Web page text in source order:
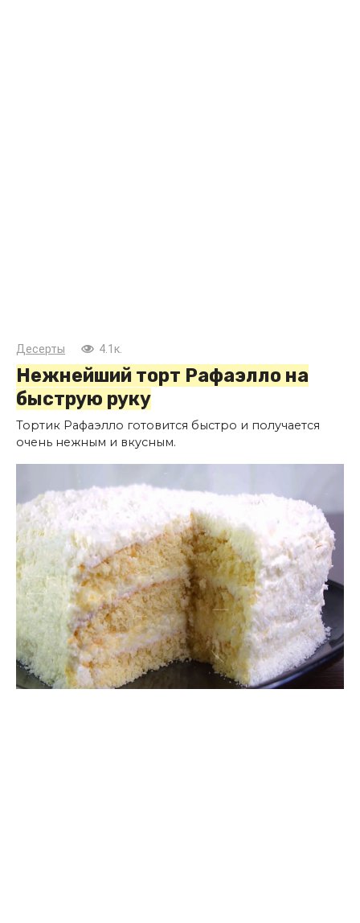
Десерты 4.1к.
Нежнейший торт Рафаэлло на
быструю руку
Тортик Рафаэлло готовится быстро и получается
очень нежным и вкусным.